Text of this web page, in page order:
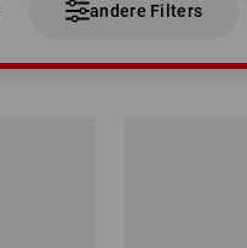
andere Filters